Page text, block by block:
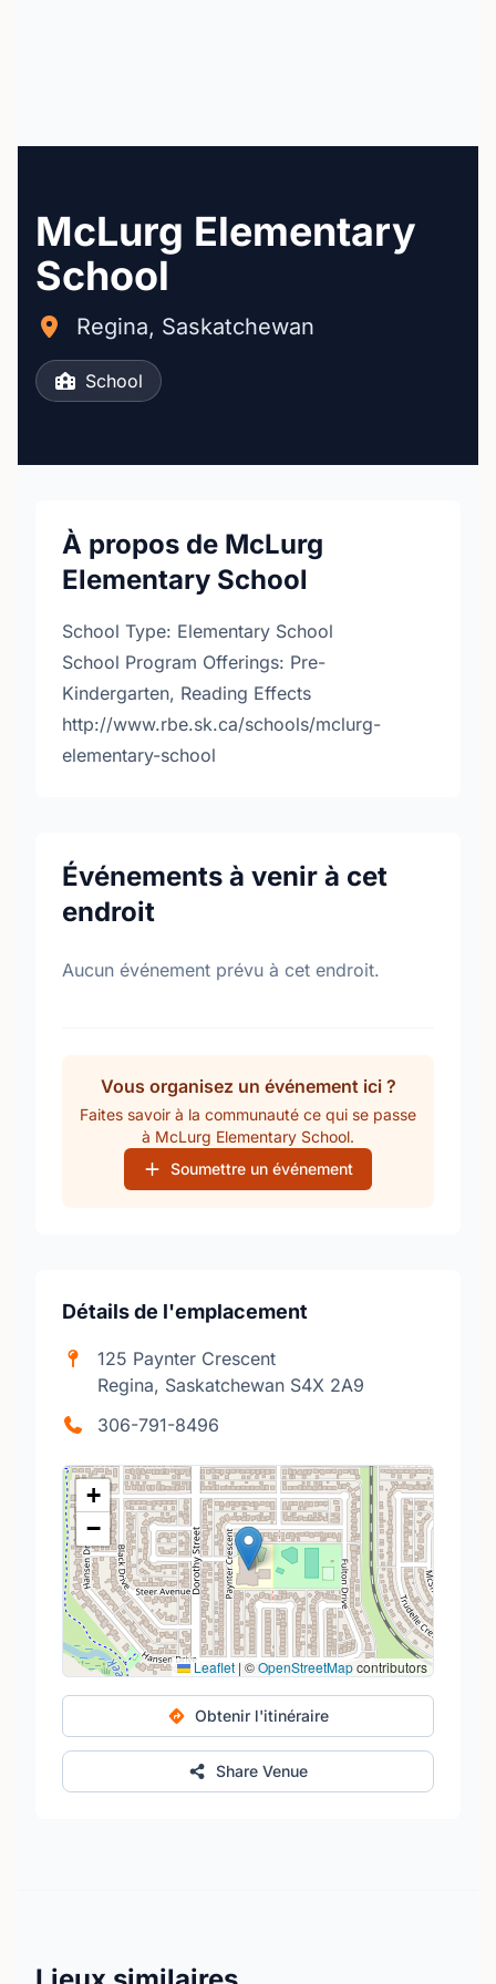
McLurg Elementary
School
Regina, Saskatchewan
School
À propos de McLurg
Elementary School
School Type: Elementary School
School Program Offerings: Pre-
Kindergarten, Reading Effects
http://www.rbe.sk.ca/schools/mclurg-
elementary-school
Événements à venir à cet
endroit
Aucun événement prévu à cet endroit.
Vous organisez un événement ici ?
Faites savoir à la communauté ce qui se passe
à McLurg Elementary School.
Soumettre un événement
Détails de l'emplacement
125 Paynter Crescent
Regina, Saskatchewan S4X 2A9
306-791-8496
+
−
Leaflet | ©OpenStreetMapcontributors
Obtenir l'itinéraire
Share Venue